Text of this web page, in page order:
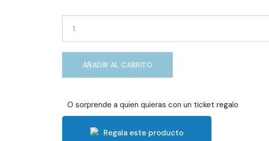
Chocolat
Luxury
quantity
AÑADIR AL CARRITO
O sorprende a quien quieras con un ticket regalo
Regala este producto